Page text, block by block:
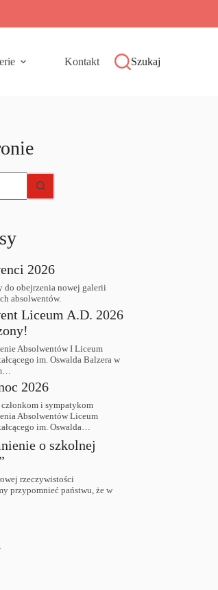
Kontakt Szukaj
2026
do obejrzenia nowej galerii
absolwentów.
Liceum A.D. 2026
Absolwentów I Liceum
im. Oswalda Balzera w
2026
i sympatykom
Absolwentów Liceum
im. Oswalda…
o szkolnej
rzeczywistości
przypomnieć państwu, że w